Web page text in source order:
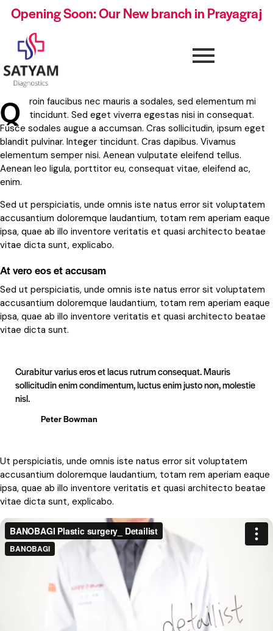
Opening Soon: Our New branch in Prayagraj
Q
roin faucibus nec mauris a sodales, sed elementum mi
tincidunt. Sed eget viverra egestas nisi in consequat.
Fusce sodales augue a accumsan. Cras sollicitudin, ipsum eget
blandit pulvinar. Integer tincidunt. Cras dapibus. Vivamus
elementum semper nisi. Aenean vulputate eleifend tellus.
Aenean leo ligula, porttitor eu, consequat vitae, eleifend ac,
enim.
Sed ut perspiciatis, unde omnis iste natus error sit voluptatem
accusantium doloremque laudantium, totam rem aperiam eaque
ipsa, quae ab illo inventore veritatis et quasi architecto beatae
vitae dicta sunt, explicabo.
At vero eos et accusam
Sed ut perspiciatis, unde omnis iste natus error sit voluptatem
accusantium doloremque laudantium, totam rem aperiam eaque
ipsa, quae ab illo inventore veritatis et quasi architecto beatae
vitae dicta sunt.
Curabitur varius eros et lacus rutrum consequat. Mauris
sollicitudin enim condimentum, luctus enim justo non, molestie
nisl.
Peter Bowman
Ut perspiciatis, unde omnis iste natus error sit voluptatem
accusantium doloremque laudantium, totam rem aperiam eaque
ipsa, quae ab illo inventore veritatis et quasi architecto beatae
vitae dicta sunt, explicabo.